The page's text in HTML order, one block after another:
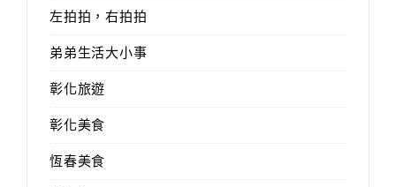
左拍拍，右拍拍
弟弟生活大小事
彰化旅遊
彰化美食
恆春美食